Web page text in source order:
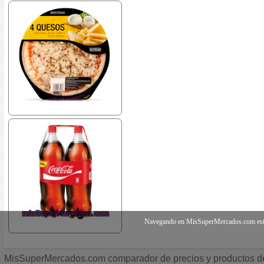
MisSuperMercados.com comparador de precios y productos
Navegando en MisSuperMercados.com